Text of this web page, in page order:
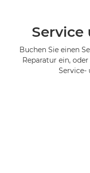
Service
Buchen Sie einen
Reparatur ein,
Service-